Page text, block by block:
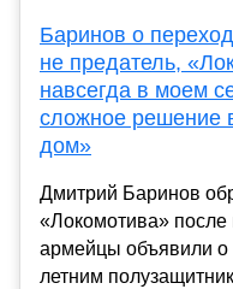
Баринов о
не предатель,
навсегда в моем
сложное решение
дом»
Дмитрий Баринов
«Локомотива»
армейцы объявили о
летним